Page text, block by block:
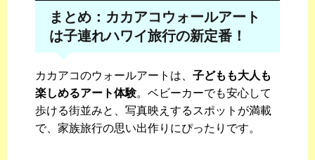
まとめ：カカアコウォールアート
は子連れハワイ旅行の新定番！
カカアコのウォールアートは、 子どもも大人も
楽しめるアート体験。ベビーカーでも安心して
歩ける街並みと、写真映えするスポットが満載
で、家族旅行の思い出作りにぴったりです。